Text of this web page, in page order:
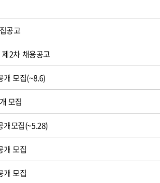
공고
2차 채용공고
개 모집(~8.6)
모집
개모집(~5.28)
개 모집
개 모집